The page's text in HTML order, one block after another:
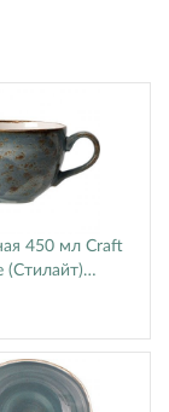
450 мл Craft
(Стилайт)